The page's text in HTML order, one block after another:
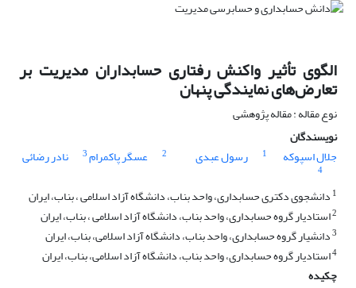
الگوی تأثیر واکنش رفتاری حسابداران مدیریت بر
تعارض‌های نمایندگی پنهان
نوع مقاله : مقاله پژوهشی
نویسندگان
جلال اسپوکه
1 رسول عبدی 2 عسگر پاکمرام3 نادر رضائی
4
1 دانشجوی دکتری حسابداری، واحد بناب، دانشگاه آزاد اسلامی ، بناب، ایران
2استادیار گروه حسابداری، واحد بناب، دانشگاه آزاد اسلامی ، بناب، ایران
3دانشیار گروه حسابداری، واحد بناب، دانشگاه آزاد اسلامی، بناب، ایران
4استادیار گروه حسابداری، واحد بناب، دانشگاه آزاد اسلامی، بناب، ایران
چکیده